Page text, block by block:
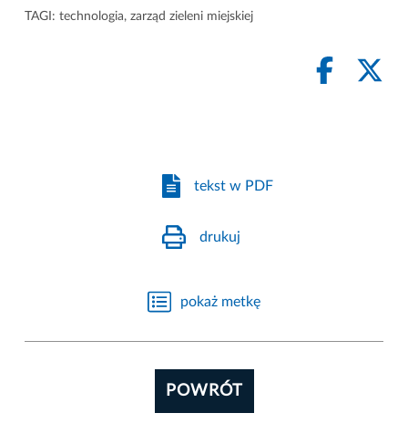
TAGI: technologia, zarząd zieleni miejskiej
tekst w PDF
drukuj
pokaż metkę
POWRÓT